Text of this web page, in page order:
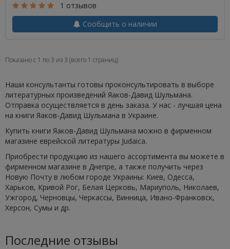
1 отзывов
Сообщить о наличии
Показано с 1 по 3 из 3 (всего 1 страниц)
Наши консультанты готовы проконсультировать в выборе
литературных произведений Яаков-Давид Шульмана.
Отправка осуществляется в день заказа. У нас - лучшая цена
на книги Яаков-Давид Шульмана в Украине.
Купить книги Яаков-Давид Шульмана можно в фирменном
магазине еврейской литературы Judaica.
Приобрести продукцию из нашего ассортимента вы можете в
фирменном магазине в Днепре, а также получить через
Новую Почту в любом городе Украины: Киев, Одесса,
Харьков, Кривой Рог, Белая Церковь, Мариуполь, Николаев,
Ужгород, Черновцы, Черкассы, Винница, Ивано-Франковск,
Херсон, Сумы и др.
Последние отзывы